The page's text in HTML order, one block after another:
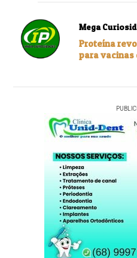
Mega
Proteína
para vacinas